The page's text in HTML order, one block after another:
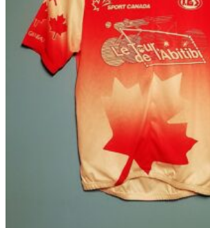
der
Produktseite
gewählt
werden